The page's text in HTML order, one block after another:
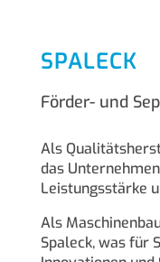
SPALECK
Förder- und
Als
das
Leistungsstärke
Als
Spaleck, was für